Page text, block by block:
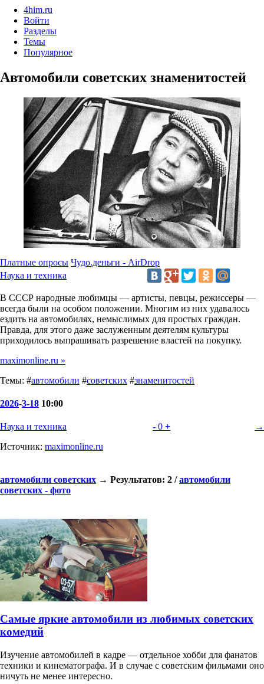
4him.ru
Войти
Разделы
Темы
Популярное
Автомобили советских знаменитостей
Платные опросы Чудо.деньги - AirDrop
Наука и техника
В СССР народные любимцы — артисты, певцы, режиссеры —
всегда были на особом положении. Многим из них удавалось
ездить на автомобилях, немыслимых для простых граждан.
Правда, для этого даже заслуженным деятелям культуры
приходилось выпрашивать разрешение властей на покупку.
maximonline.ru »
Темы: #автомобили #советских #знаменитостей
2026-3-18 10:00
Наука и техника - 0 +
→
Источник: maximonline.ru
автомобили советских → Результатов: 2 /автомобили
советских - фото
Самые яркие автомобили из любимых советских
комедий
Изучение автомобилей в кадре — отдельное хобби для фанатов
техники и кинематографа. И в случае с советским фильмами оно
ничуть не менее интересно.